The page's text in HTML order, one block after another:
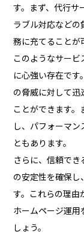
す。まず、代行サ
ラブル対応など
務に充てることが
このようなサー
に心強い存在です
の脅威に対して迅
ことができます
し、パフォーマ
ともあります。
さらに、信頼で
の安定性を確保し
す。これらの理由
ホームページ運
しょう。